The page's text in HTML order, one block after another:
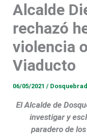
Alcalde
rechazó
violencia
Viaducto
06/05/2021/
El Alcalde de
investigar y
paradero de